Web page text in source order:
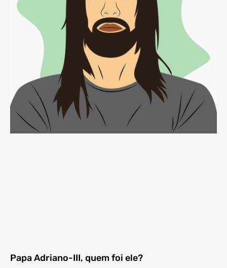
Papa Adriano-III, quem foi ele?